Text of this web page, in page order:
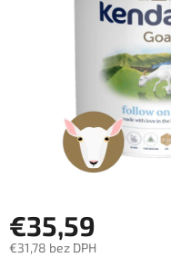
€35,59
€31,78 bez DPH